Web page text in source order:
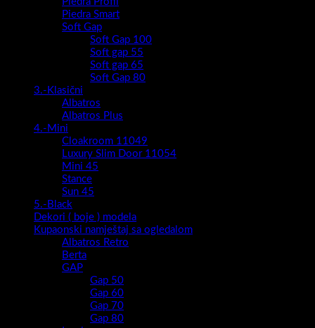
Piedra Smart
Soft Gap
Soft Gap 100
Soft gap 55
Soft gap 65
Soft Gap 80
3.-Klasični
Albatros
Albatros Plus
4.-Mini
Cloakroom 11049
Luxury Slim Door 11054
Mini 45
Stance
Sun 45
5.-Black
Dekori ( boje ) modela
Kupaonski namještaj sa ogledalom
Albatros Retro
Berta
GAP
Gap 50
Gap 60
Gap 70
Gap 80